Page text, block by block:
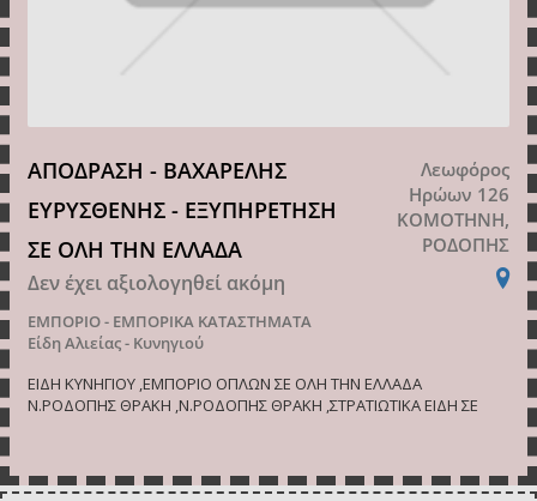
ΑΠΟΔΡΑΣΗ - ΒΑΧΑΡΕΛΗΣ
ΕΥΡΥΣΘΕΝΗΣ - ΕΞΥΠΗΡΕΤΗΣΗ
ΣΕ ΟΛΗ ΤΗΝ ΕΛΛΑΔΑ
Δεν έχει αξιολογηθεί ακόμη
ΕΜΠΟΡΙΟ - ΕΜΠΟΡΙΚΑ ΚΑΤΑΣΤΗΜΑΤΑ
Είδη Αλιείας - Κυνηγιού
Λεωφόρος
Ηρώων 126
ΚΟΜΟΤΗΝΗ,
ΡΟΔΟΠΗΣ
ΕΙΔΗ ΚΥΝΗΓΙΟΥ ,ΕΜΠΟΡΙΟ ΟΠΛΩΝ ΣΕ ΟΛΗ ΤΗΝ ΕΛΛΑΔΑ
Ν.ΡΟΔΟΠΗΣ ΘΡΑΚΗ ,Ν.ΡΟΔΟΠΗΣ ΘΡΑΚΗ ,ΣΤΡΑΤΙΩΤΙΚΑ ΕΙΔΗ ΣΕ